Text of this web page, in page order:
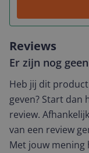
Reviews
Er zijn nog
Heb jij dit
geven? Start dan
review.
van een review
Met jouw mening